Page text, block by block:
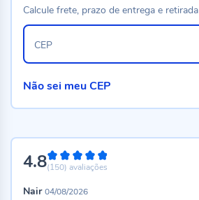
4.896%
(150) avaliações
Nair 04/08/2026
Calcule frete, prazo de entrega e retirada
CEP
Não sei meu CEP